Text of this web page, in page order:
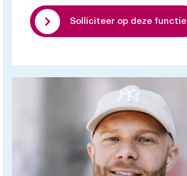
Solliciteer op deze functie